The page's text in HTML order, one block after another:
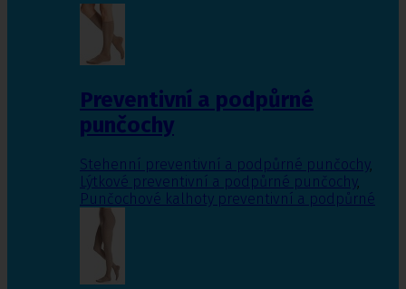
Preventivní a podpůrné
punčochy
Stehenní preventivní a podpůrné punčochy,
Lýtkové preventivní a podpůrné punčochy,
Punčochové kalhoty preventivní a podpůrné